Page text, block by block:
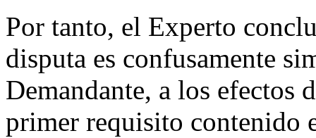
Por tanto, el Experto
disputa es confusamente
Demandante, a los efectos
primer requisito contenido